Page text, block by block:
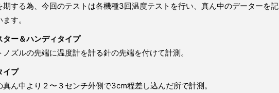
期する為、今回のテストは各機種3回温度テストを行い、真ん中のデーターを記
す。
ター＆ハンディタイプ
ノズルの先端に温度計を計る針の先端を付けて計測。
イプ
真ん中より２〜３センチ外側で3cm程差し込んだ所で計測。